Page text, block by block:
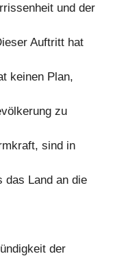
und der
Auftritt hat
keinen Plan,
zu
sind in
das Land an die
der